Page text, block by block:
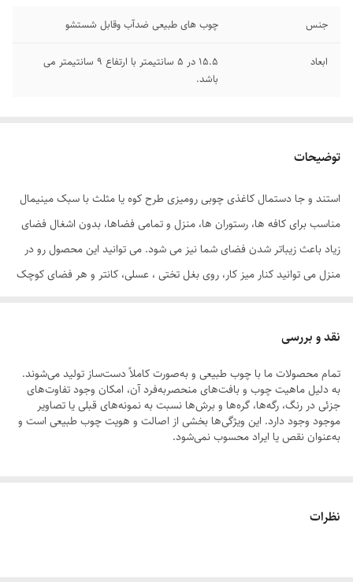
جنس چوب های طبیعی ضدآب وقابل شستشو
ابعاد
15.5 در 5 سانتیمتر با ارتفاع 9 سانتیمتر می
باشد.
توضیحات
استند و جا دستمال کاغذی چوبی رومیزی طرح کوه یا مثلث با سبک مینیمال
مناسب برای کافه ها، رستوران ها، منزل و تمامی فضاها، بدون اشغال فضای
زیاد باعث زیباتر شدن فضای شما نیز می شود. می توانید این محصول رو در
منزل می توانید کنار میز کار، روی بغل تختی ، عسلی، کانتر و هر فضای کوچک
کاغذی را در خود جای دهد که بسنگی به نحوه گذاشتن و نوع دستمال دارد.
اندازه شکافه 18 میل می باشد
نقد و بررسی
تمام محصولات ما با چوب طبیعی و به‌صورت کاملاً دست‌ساز تولید می‌شوند.
به دلیل ماهیت چوب و بافت‌های منحصر‌به‌فرد آن، امکان وجود تفاوت‌های
جزئی در رنگ، رگه‌ها، گره‌ها و برش‌ها نسبت به نمونه‌های قبلی یا تصاویر
موجود وجود دارد. این ویژگی‌ها بخشی از اصالت و هویت چوب طبیعی است و
به‌عنوان نقص یا ایراد محسوب نمی‌شود.
سفارش به‌منزله‌ی پذیرش این موارد و آگاهی از ویژگی‌های طبیعی چوب هست
نظرات